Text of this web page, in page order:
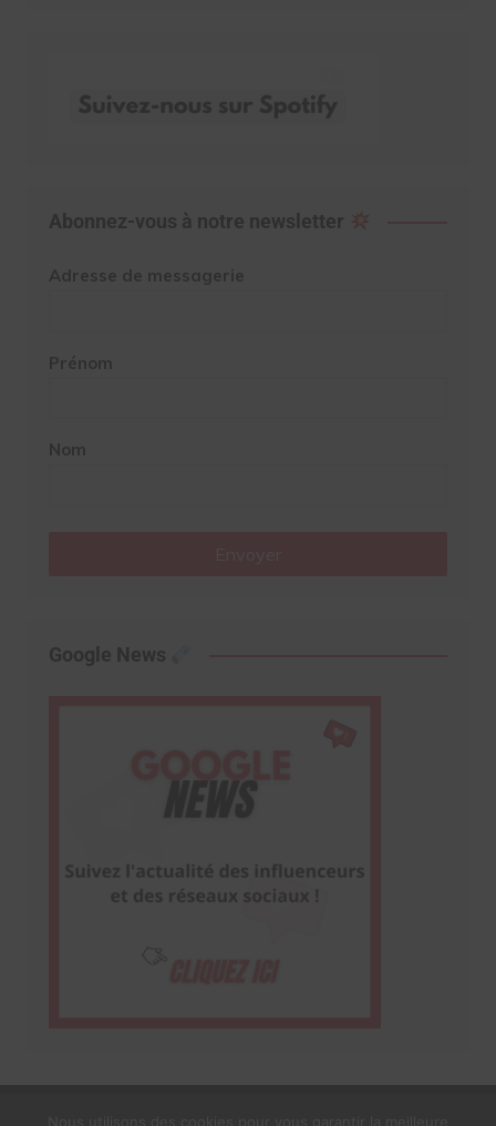
Abonnez-vous à notre newsletter
Adresse de messagerie
Prénom
Nom
Google News